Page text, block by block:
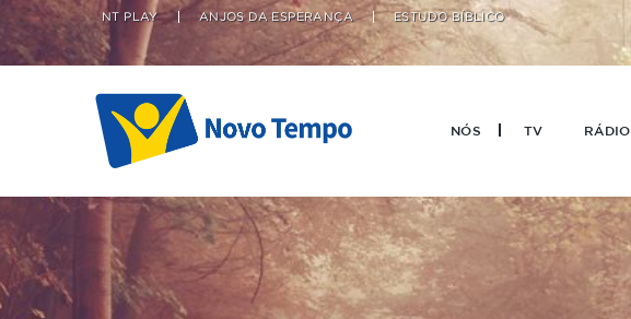
NÓS TV RÁDIO
NT PLAY ANJOS DA ESPERANÇA ESTUDO BÍBLICO